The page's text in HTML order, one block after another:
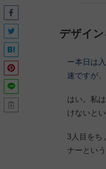
デザイン
ー本日は
速ですが
はい。私
けないと
3人目をち
ナーとい